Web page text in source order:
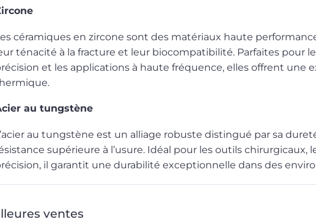
céramiques en zircone sont des matériaux haute
ténacité à la fracture et leur biocompatibilité. Parfaites pour
et les applications à haute fréquence, elles offrent une
au tungstène
au tungstène est un alliage robuste distingué par sa
supérieure à l’usure. Idéal pour les outils chirurgicaux,
il garantit une durabilité exceptionnelle dans des
ventes